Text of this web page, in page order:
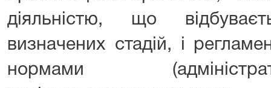
діяльністю, що
визначених стадій, і
нормами